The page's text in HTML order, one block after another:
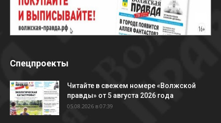
Спецпроекты
Читайте в свежем номере «Волжской
правды» от 5 августа 2026 года
05.08.2026 в 07:39